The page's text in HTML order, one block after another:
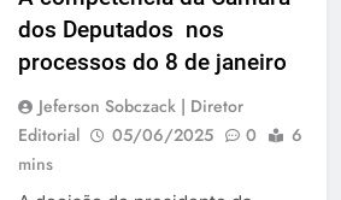
dos Deputados nos
processos do 8 de janeiro
Jeferson Sobczack | Diretor
Editorial
05/06/2025 0
6
mins